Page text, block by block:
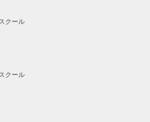
クール
クール